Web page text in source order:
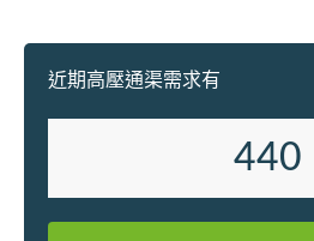
近期高壓通渠需求有
440